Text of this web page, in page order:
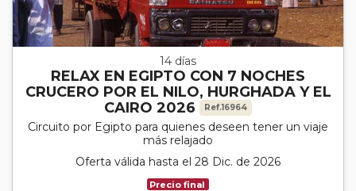
14 días
RELAX EN EGIPTO CON 7 NOCHES
CRUCERO POR EL NILO, HURGHADA Y EL
CAIRO 2026
Ref.16964
Circuito por Egipto para quienes deseen tener un viaje
más relajado
Oferta válida hasta el 28 Dic. de 2026
Precio final